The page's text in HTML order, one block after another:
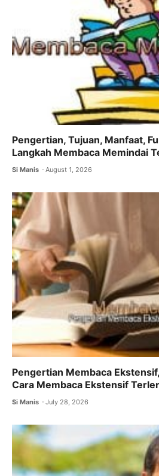
Pengertian, Tujuan, Manfaat,
Langkah Membaca Memindai
Si Manis August 1, 2026
Pengertian Membaca
Cara Membaca Ekstensif
Si Manis July 28, 2026